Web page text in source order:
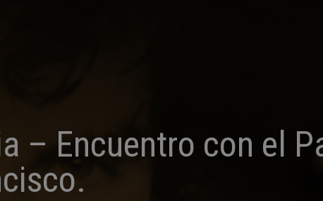
– Encuentro con el